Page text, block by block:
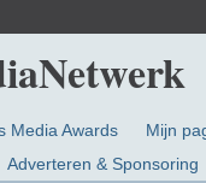
Media Awards
Mijn
Adverteren & Sponsoring